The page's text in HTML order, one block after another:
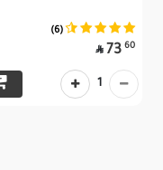
(6)
60
73

1